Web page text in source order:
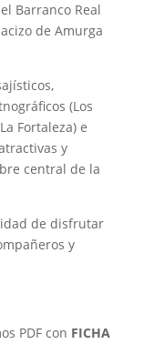
Barranco Real
de Amurga
(Los
Fortaleza) e
y
central de la
de disfrutar
y
PDF con FICHA